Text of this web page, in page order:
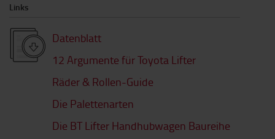
Links
Datenblatt
12 Argumente für Toyota Lifter
Räder & Rollen-Guide
Die Palettenarten
Die BT Lifter Handhubwagen Baureihe